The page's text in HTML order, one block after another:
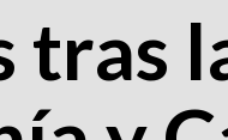
tras